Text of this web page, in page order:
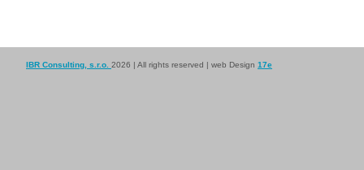
IBR Consulting, s.r.o. 2026 | All rights reserved | web Design 17e